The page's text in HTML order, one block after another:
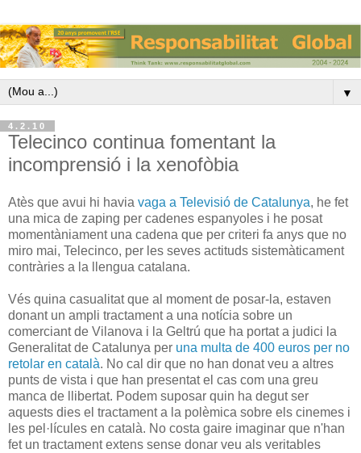
▼
4.2.10
Telecinco continua fomentant la
incomprensió i la xenofòbia
Atès que avui hi havia vaga a Televisió de Catalunya, he fet
una mica de zaping per cadenes espanyoles i he posat
momentàniament una cadena que per criteri fa anys que no
miro mai, Telecinco, per les seves actituds sistemàticament
contràries a la llengua catalana.
Vés quina casualitat que al moment de posar-la, estaven
donant un ampli tractament a una notícia sobre un
comerciant de Vilanova i la Geltrú que ha portat a judici la
Generalitat de Catalunya per una multa de 400 euros per no
retolar en català. No cal dir que no han donat veu a altres
punts de vista i que han presentat el cas com una greu
manca de llibertat. Podem suposar quin ha degut ser
aquests dies el tractament a la polèmica sobre els cinemes i
les pel·lícules en català. No costa gaire imaginar que n'han
fet un tractament extens sense donar veu als veritables